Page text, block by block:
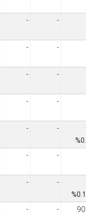
- -
- -
- -
- -
- -
- -
- -
- -